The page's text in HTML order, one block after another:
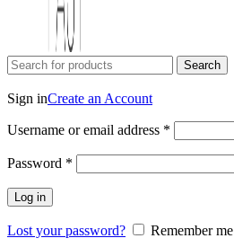
Search
Sign inCreate an Account
Username or email address *
Password *
Log in
Lost your password?
Remember me